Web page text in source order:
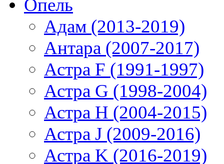
Опель
Адам (2013-2019)
Антара (2007-2017)
Астра F (1991-1997)
Астра G (1998-2004)
Астра H (2004-2015)
Астра J (2009-2016)
Астра K (2016-2019)